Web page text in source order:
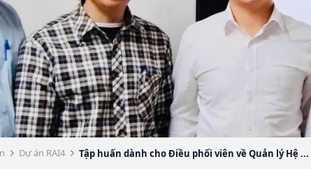
Dự án RAI4 Tập huấn dành cho Điều phối viên về Quản lý Hệ ...